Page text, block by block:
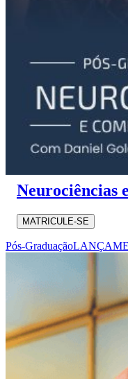
Neurociências
MATRICULE-SE
Pós-Graduação